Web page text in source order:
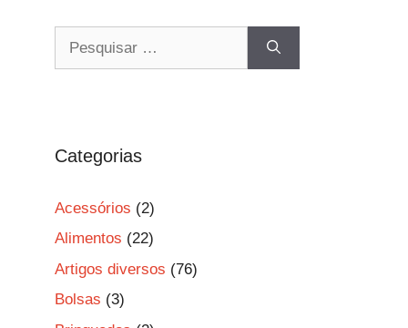
Categorias
Acessórios (2)
Alimentos (22)
Artigos diversos (76)
Bolsas (3)